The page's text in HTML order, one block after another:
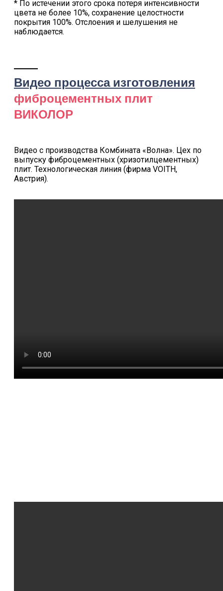
* По истечении этого срока потеря интенсивности
цвета не более 10%, сохранение целостности
покрытия 100%. Отслоения и шелушения не
наблюдается.
Видео процесса изготовления
фиброцементных плит
ВИКОЛОР
Видео с производства Комбината «Волна». Цех по
выпуску фиброцементных (хризотилцементных)
плит. Технологическая линия (фирма VOITH,
Австрия).